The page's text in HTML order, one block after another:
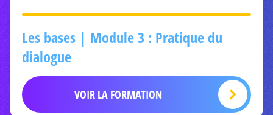
Les bases | Module 3 : Pratique du
dialogue
VOIR LA FORMATION